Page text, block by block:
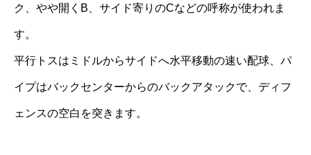
ク、やや開くB、サイド寄りのCなどの呼称が使われま
す。
平行トスはミドルからサイドへ水平移動の速い配球、パ
イプはバックセンターからのバックアタックで、ディフ
ェンスの空白を突きます。